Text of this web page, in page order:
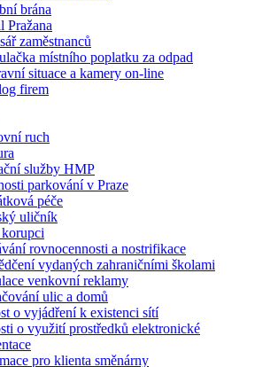
brána
Pražana
zaměstnanců
místního poplatku za odpad
situace a kamery on-line
firem
ruch
služby HMP
parkování v Praze
péče
uličník
rovnocennosti a nostrifikace
vydaných zahraničními školami
venkovní reklamy
ulic a domů
o vyjádření k existenci sítí
o využití prostředků elektronické
pro klienta směnárny